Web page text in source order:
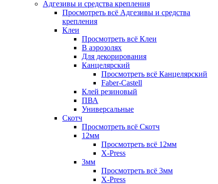
Адгезивы и средства крепления
Просмотреть всё Адгезивы и средства
крепления
Клеи
Просмотреть всё Клеи
В аэрозолях
Для декорирования
Канцелярский
Просмотреть всё Канцелярский
Faber-Castell
Клей резиновый
ПВА
Универсальные
Скотч
Просмотреть всё Скотч
12мм
Просмотреть всё 12мм
X-Press
3мм
Просмотреть всё 3мм
X-Press